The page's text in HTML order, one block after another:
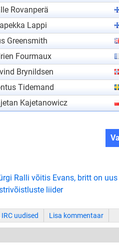
Rovanperä
Lappi
Greensmith
Fourmaux
Brynildsen
Tidemand
Kajetanowicz
Ralli võitis Evans, britt on uus
liider
IRC uudised Lisa kommentaar